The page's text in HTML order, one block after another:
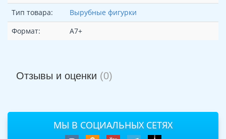
Тип товара:
Вырубные фигурки
Формат:
А7+
Отзывы и оценки (0)
МЫ В СОЦИАЛЬНЫХ СЕТЯХ